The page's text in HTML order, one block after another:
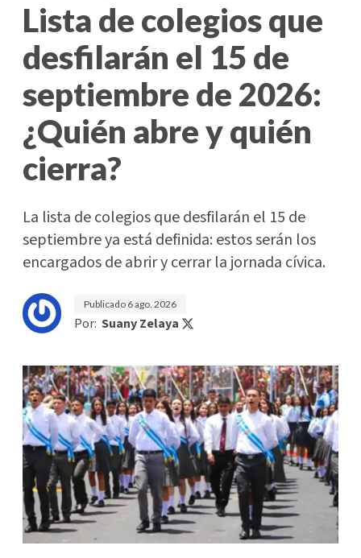
Lista de colegios que
desfilarán el 15 de
septiembre de 2026:
¿Quién abre y quién
cierra?
La lista de colegios que desfilarán el 15 de
septiembre ya está definida: estos serán los
encargados de abrir y cerrar la jornada cívica.
Publicado 6 ago. 2026
Por: Suany Zelaya